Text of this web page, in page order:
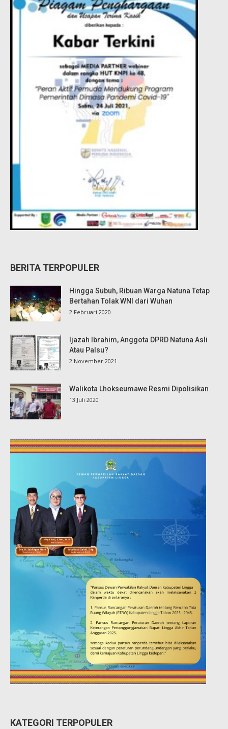
BERITA TERPOPULER
Hingga Subuh, Ribuan Warga Natuna Tetap
Bertahan Tolak WNI dari Wuhan
2 Februari 2020
Ijazah Ibrahim, Anggota DPRD Natuna Asli
Atau Palsu?
2 November 2021
Walikota Lhokseumawe Resmi Dipolisikan
13 Juli 2020
KATEGORI TERPOPULER